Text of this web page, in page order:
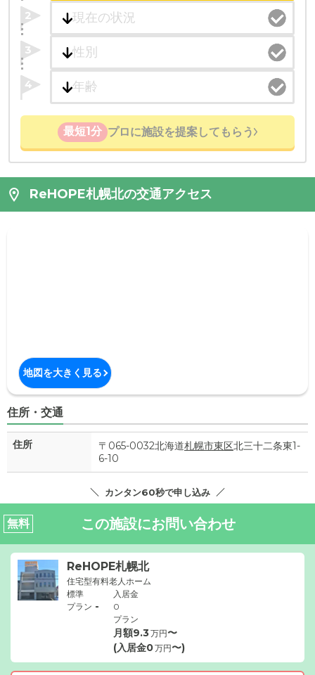
2
3
4
最短1分 プロに施設を提案してもらう
ReHOPE札幌北の交通アクセス
地図を大きく見る
住所・交通
住所 〒065-0032北海道札幌市東区北三十二条東1-
6-10
カンタン60秒で申し込み
無料 この施設にお問い合わせ
ReHOPE札幌北
住宅型有料老人ホーム
標準
プラン -
入居金
0
プラン
月額9.3万円〜
(入居金0万円〜)